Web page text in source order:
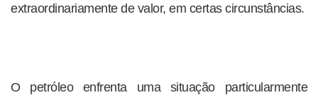
extraordinariamente de valor, em certas circunstâncias.
O petróleo enfrenta uma situação particularmente